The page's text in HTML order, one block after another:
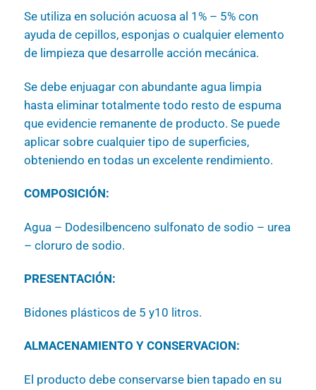
Se utiliza en solución acuosa al 1% – 5% con
ayuda de cepillos, esponjas o cualquier elemento
de limpieza que desarrolle acción mecánica.
Se debe enjuagar con abundante agua limpia
hasta eliminar totalmente todo resto de espuma
que evidencie remanente de producto. Se puede
aplicar sobre cualquier tipo de superficies,
obteniendo en todas un excelente rendimiento.
COMPOSICIÓN:
Agua – Dodesilbenceno sulfonato de sodio – urea
– cloruro de sodio.
PRESENTACIÓN:
Bidones plásticos de 5 y10 litros.
ALMACENAMIENTO Y CONSERVACION:
El producto debe conservarse bien tapado en su